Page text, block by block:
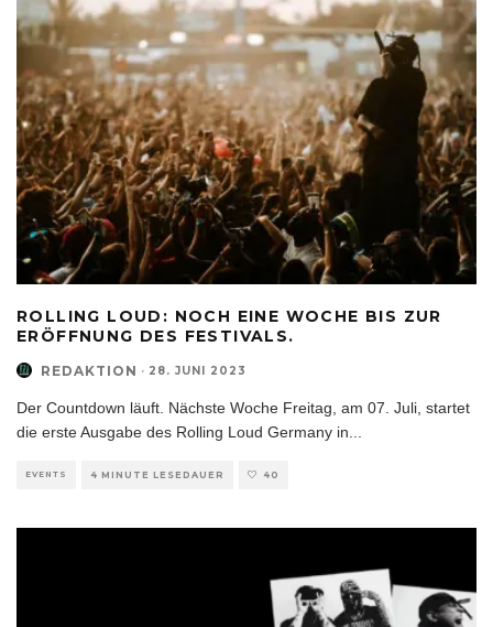
ROLLING LOUD: NOCH EINE WOCHE BIS ZUR
ERÖFFNUNG DES FESTIVALS.
REDAKTION · 28. JUNI 2023
Der Countdown läuft. Nächste Woche Freitag, am 07. Juli, startet
die erste Ausgabe des Rolling Loud Germany in
EVENTS 4 MINUTE LESEDAUER 40